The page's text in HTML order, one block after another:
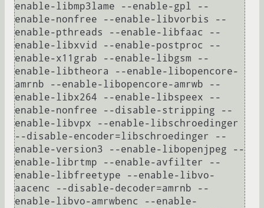
enable-libmp3lame --enable-gpl --
enable-nonfree --enable-libvorbis --
enable-pthreads --enable-libfaac --
enable-libxvid --enable-postproc --
enable-x11grab --enable-libgsm --
enable-libtheora --enable-libopencore-
amrnb --enable-libopencore-amrwb --
enable-libx264 --enable-libspeex --
enable-nonfree --disable-stripping --
enable-libvpx --enable-libschroedinger
--disable-encoder=libschroedinger --
enable-version3 --enable-libopenjpeg --
enable-librtmp --enable-avfilter --
enable-libfreetype --enable-libvo-
aacenc --disable-decoder=amrnb --
enable-libvo-amrwbenc --enable-